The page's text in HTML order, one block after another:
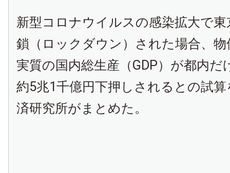
新型コロナウイルスの感染拡大で
鎖（ロックダウン）された場合、
実質の国内総生産（GDP）が都内だ
約5兆1千億円下押しされるとの試
済研究所がまとめた。